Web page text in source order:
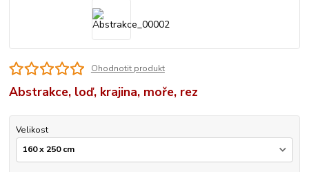
Ohodnotit produkt
Abstrakce, loď, krajina, moře, rez
Velikost